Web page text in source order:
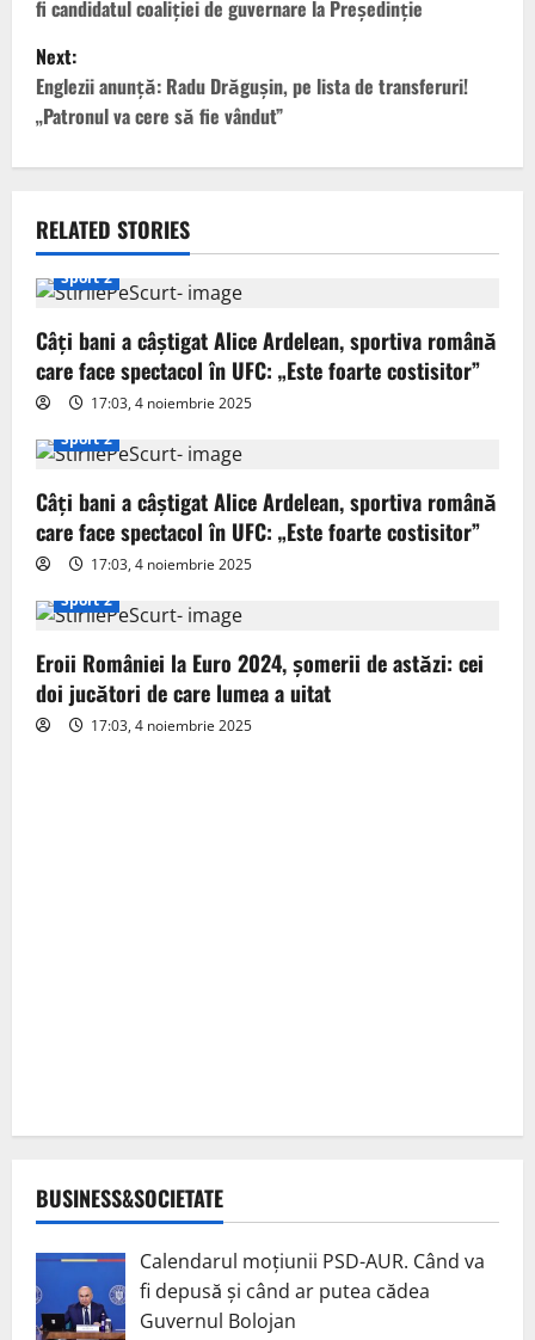
s
t
n
v
i
g
a
t
i
o
n
fi candidatul coaliţiei de guvernare la Preşedinţie
Next:
Englezii anunță: Radu Drăgușin, pe lista de transferuri!
„Patronul va cere să fie vândut”
RELATED STORIES
Sport 2
Câți bani a câștigat Alice Ardelean, sportiva română
care face spectacol în UFC: „Este foarte costisitor”
17:03, 4 noiembrie 2025
Sport 2
Câți bani a câștigat Alice Ardelean, sportiva română
care face spectacol în UFC: „Este foarte costisitor”
17:03, 4 noiembrie 2025
Sport 2
Eroii României la Euro 2024, șomerii de astăzi: cei
doi jucători de care lumea a uitat
17:03, 4 noiembrie 2025
BUSINESS&SOCIETATE
Calendarul moțiunii PSD-AUR. Când va
fi depusă și când ar putea cădea
Guvernul Bolojan